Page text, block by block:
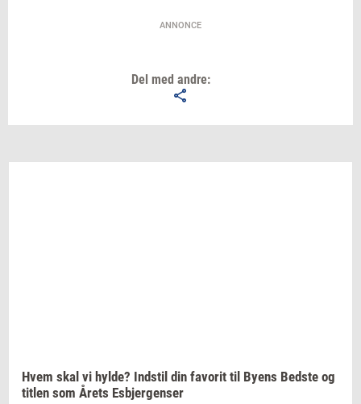
ANNONCE
Del med andre:
Hvem skal vi hylde? Indstil din fa­vo­rit til Byens Bed­ste og
tit­len som Årets Es­b­jer­gen­ser